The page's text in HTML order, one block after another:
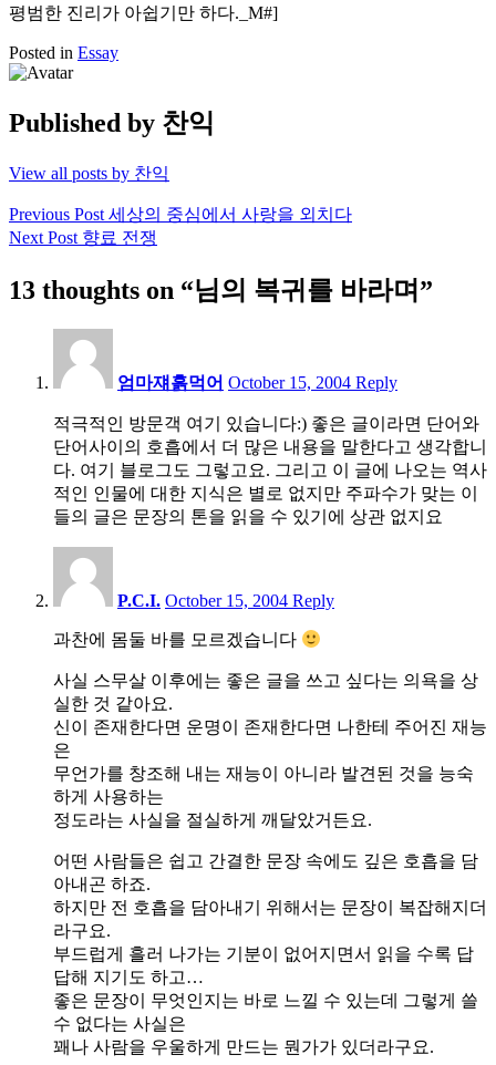
평범한 진리가 아쉽기만 하다._M#]
Posted in Essay
Published by 찬익
View all posts by 찬익
Post
navigation
Previous Post 세상의 중심에서 사랑을 외치다
Next Post 향료 전쟁
13 thoughts on “님의 복귀를 바라며”
엄마쟤흙먹어 October 15, 2004 Reply
적극적인 방문객 여기 있습니다:) 좋은 글이라면 단어와
단어사이의 호흡에서 더 많은 내용을 말한다고 생각합니
다. 여기 블로그도 그렇고요. 그리고 이 글에 나오는 역사
적인 인물에 대한 지식은 별로 없지만 주파수가 맞는 이
들의 글은 문장의 톤을 읽을 수 있기에 상관 없지요
P.C.I. October 15, 2004 Reply
과찬에 몸둘 바를 모르겠습니다
사실 스무살 이후에는 좋은 글을 쓰고 싶다는 의욕을 상
실한 것 같아요.
신이 존재한다면 운명이 존재한다면 나한테 주어진 재능
은
무언가를 창조해 내는 재능이 아니라 발견된 것을 능숙
하게 사용하는
정도라는 사실을 절실하게 깨달았거든요.
어떤 사람들은 쉽고 간결한 문장 속에도 깊은 호흡을 담
아내곤 하죠.
하지만 전 호흡을 담아내기 위해서는 문장이 복잡해지더
라구요.
부드럽게 흘러 나가는 기분이 없어지면서 읽을 수록 답
답해 지기도 하고…
좋은 문장이 무엇인지는 바로 느낄 수 있는데 그렇게 쓸
수 없다는 사실은
꽤나 사람을 우울하게 만드는 뭔가가 있더라구요.